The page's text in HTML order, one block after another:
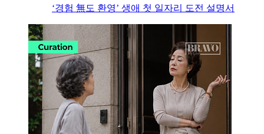
‘경험 無도 환영’ 생애 첫 일자리 도전 설명서